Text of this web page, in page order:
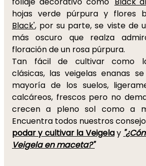
hojas verde púrpura y flores
Black', por su parte, se viste de
más oscuro que realza
floración de un rosa púrpura.
Tan fácil de cultivar como
clásicas, las veigelas enanas
mayoría de los suelos,
calcáreos, frescos pero no
crecen a pleno sol como a
Encuentra todos nuestros
podar y cultivar la Veigelay "
Veigela en maceta?"